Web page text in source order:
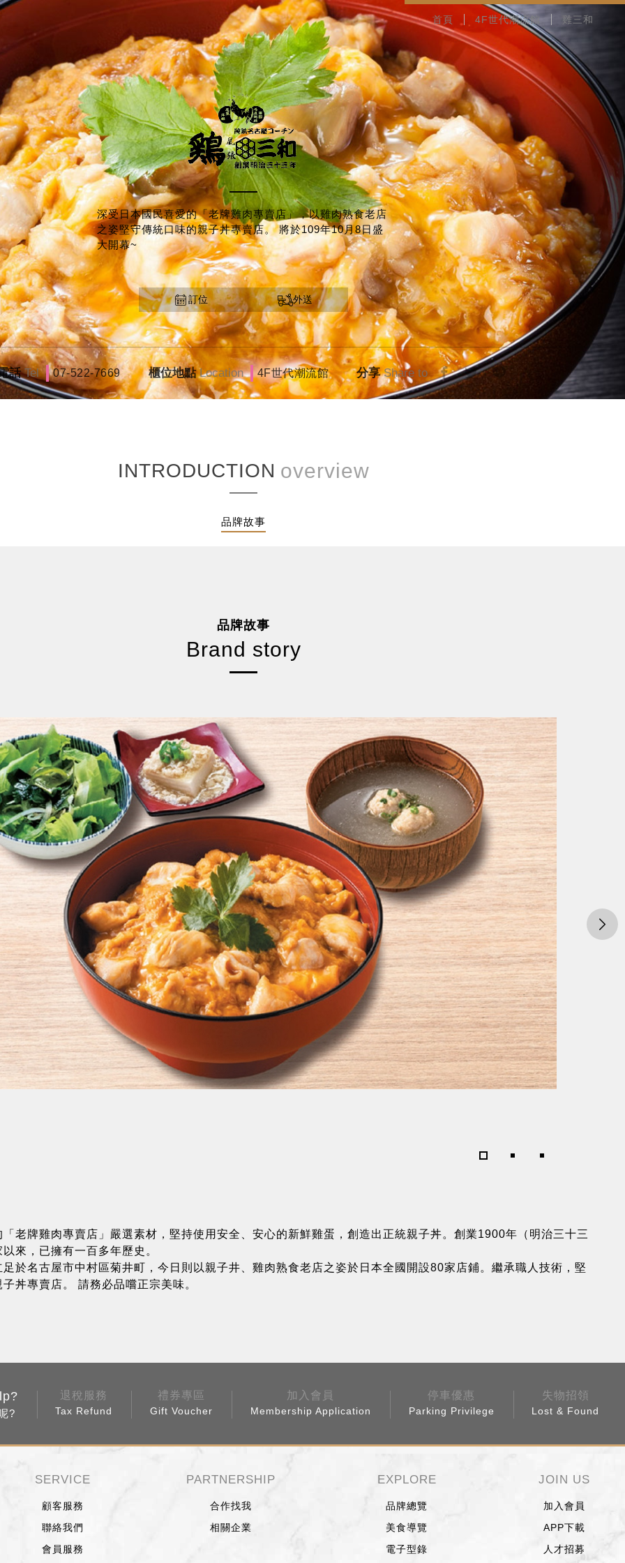
首頁 4F世代潮流館 雞三和
深受日本國民喜愛的「老牌雞肉專賣店」，以雞肉熟食老店
之姿堅守傳統口味的親子丼專賣店。 將於109年10月8日盛
大開幕~
訂位 外送
話 Tel 07-522-7669 櫃位地點 Location 4F世代潮流館 分享 Share to
INTRODUCTION
品牌故事
品牌故事
Brand story
老牌雞肉專賣店」嚴選素材，堅持使用安全、安心的新鮮雞蛋，創造出正統親子丼。創業1900年（明治三十三
來，已擁有一百多年歷史。
於名古屋市中村區菊井町，今日則以親子井、雞肉熟食老店之姿於日本全國開設80家店鋪。繼承職人技術，堅
丼專賣店。 請務必品嚐正宗美味。
?
退稅服務
Tax Refund
禮券專區
Gift Voucher
加入會員
Membership Application
停車優惠
Parking Privilege
失物招領
Lost & Found
SERVICE
顧客服務
聯絡我們
會員服務
PARTNERSHIP
合作找我
相關企業
EXPLORE
品牌總覽
美食導覽
電子型錄
JOIN US
加入會員
APP下載
人才招募